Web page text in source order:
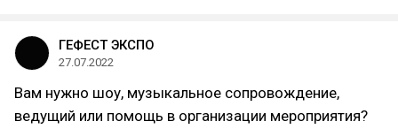
ГЕФЕСТ ЭКСПО
27.07.2022
Вам нужно шоу, музыкальное сопровождение,
ведущий или помощь в организации мероприятия?